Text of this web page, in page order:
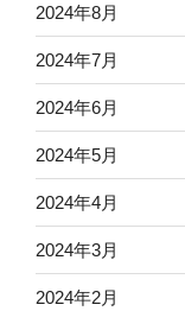
2024年8月
2024年7月
2024年6月
2024年5月
2024年4月
2024年3月
2024年2月